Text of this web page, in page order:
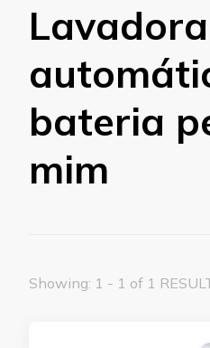
Lavadora
bateria
mim
Showing: 1 - 1 of 1